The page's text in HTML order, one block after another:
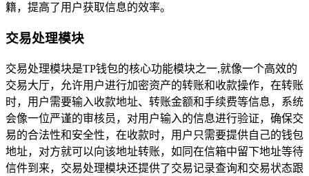
籍，提高了用户获取信息的效率。
交易处理模块
交易处理模块是TP钱包的核心功能模块之一,就像一个高效的
交易大厅，允许用户进行加密资产的转账和收款操作，在转账
时，用户需要输入收款地址、转账金额和手续费等信息，系统
会像一位严谨的审核员，对用户输入的信息进行验证，确保交
易的合法性和安全性，在收款时，用户只需要提供自己的钱包
地址，对方就可以向该地址转账，如同在信箱中留下地址等待
信件到来，交易处理模块还提供了交易记录查询和交易状态跟